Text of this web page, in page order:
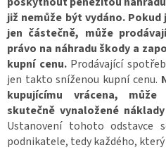
již nemůže být vydáno.
jen částečně, může
právo na náhradu škody a
kupní cenu.Prodávající
jen takto sníženou kupní cenu.
kupujícímu vrácena,
skutečně vynaložené
Ustanovení tohoto odstavce
podnikatele, tedy každého,